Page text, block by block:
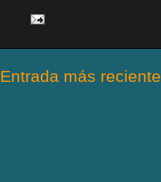
Entrada más reciente